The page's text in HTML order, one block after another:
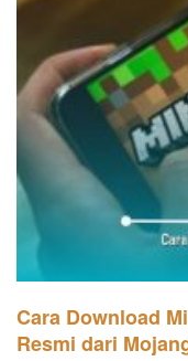
Cara Download
Resmi dari